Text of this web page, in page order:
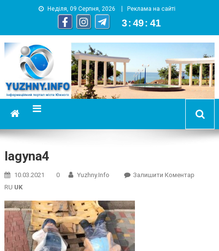
Неділя, 09 Серпня, 2026 Реклама на сайті
3 : 49 : 42
YUZHNY.INFO
информационный портал города Южный
lagyna4
10.03.2021 0 Yuzhny.info Залишити КоментарOn
RU UK